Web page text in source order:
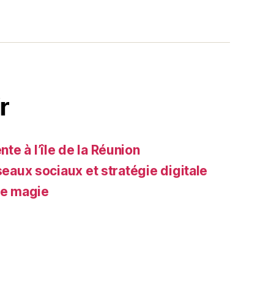
à l’île de la Réunion
sociaux et stratégie digitale
magie